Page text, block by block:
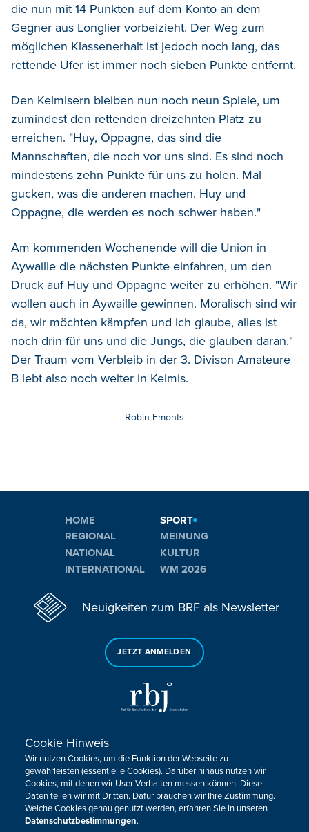
die nun mit 14 Punkten auf dem Konto an dem
Gegner aus Longlier vorbeizieht. Der Weg zum
möglichen Klassenerhalt ist jedoch noch lang, das
rettende Ufer ist immer noch sieben Punkte entfernt.
Den Kelmisern bleiben nun noch neun Spiele, um
zumindest den rettenden dreizehnten Platz zu
erreichen. "Huy, Oppagne, das sind die
Mannschaften, die noch vor uns sind. Es sind noch
mindestens zehn Punkte für uns zu holen. Mal
gucken, was die anderen machen. Huy und
Oppagne, die werden es noch schwer haben."
Am kommenden Wochenende will die Union in
Aywaille die nächsten Punkte einfahren, um den
Druck auf Huy und Oppagne weiter zu erhöhen. "Wir
wollen auch in Aywaille gewinnen. Moralisch sind wir
da, wir möchten kämpfen und ich glaube, alles ist
noch drin für uns und die Jungs, die glauben daran."
Der Traum vom Verbleib in der 3. Divison Amateure
B lebt also noch weiter in Kelmis.
Robin Emonts
HOME
REGIONAL
NATIONAL
INTERNATIONAL
SPORT
MEINUNG
KULTUR
WM 2026
Neuigkeiten zum BRF als Newsletter
JETZT ANMELDEN
Sie haben noch Fragen oder Anmerkungen?
KONTAKTIEREN SIE UNS!
Impressum Datenschutz Kontakt
Barrierefreiheit
Cookie-Zustimmung anpassen
Cookie Hinweis
Wir nutzen Cookies, um die Funktion der Webseite zu
gewährleisten (essentielle Cookies). Darüber hinaus nutzen wir
Cookies, mit denen wir User-Verhalten messen können. Diese
Daten teilen wir mit Dritten. Dafür brauchen wir Ihre Zustimmung.
Welche Cookies genau genutzt werden, erfahren Sie in unseren
Datenschutzbestimmungen.